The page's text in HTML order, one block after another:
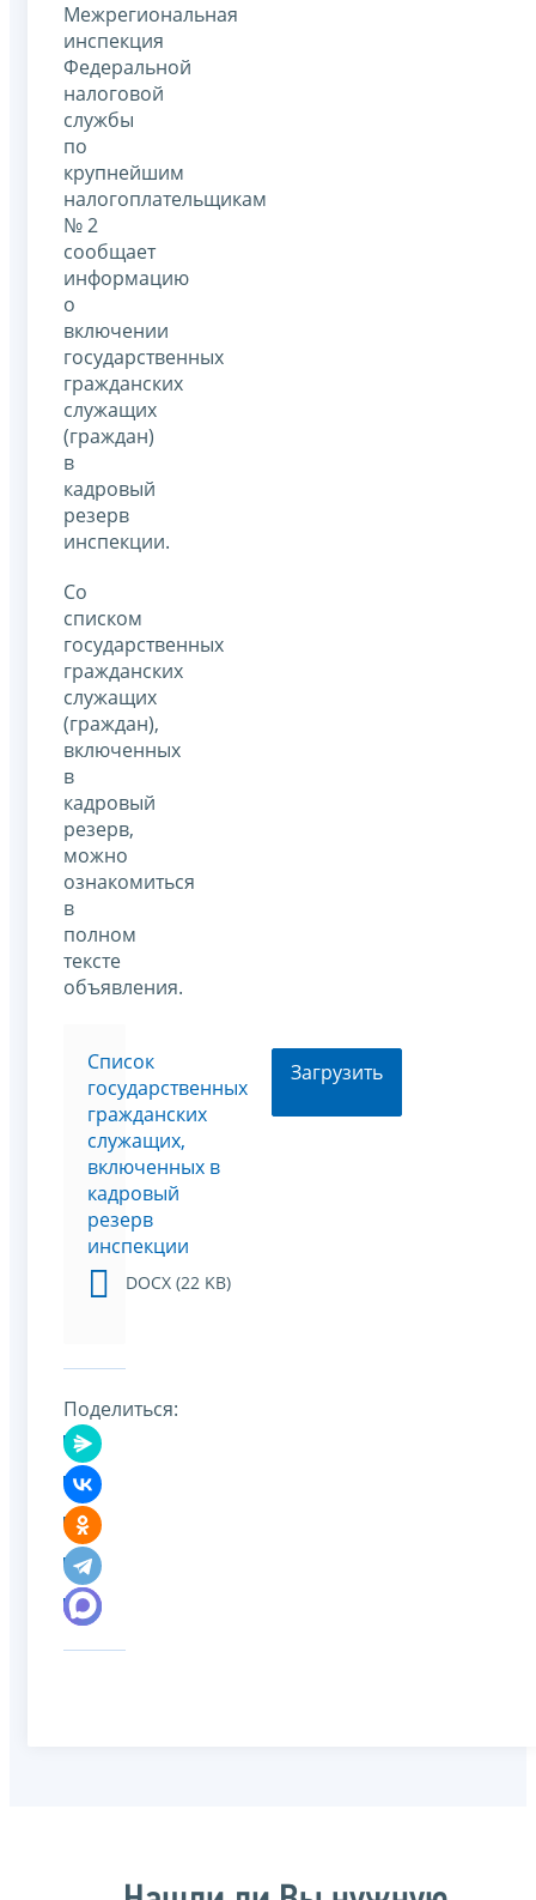
Межрегиональная
инспекция
Федеральной
налоговой
службы
по
крупнейшим
налогоплательщикам
№ 2
сообщает
информацию
о
включении
государственных
гражданских
служащих
(граждан)
в
кадровый
резерв
инспекции.
Со
списком
государственных
гражданских
служащих
(граждан),
включенных
в
кадровый
резерв,
можно
ознакомиться
в
полном
тексте
объявления.
Список
государственных
гражданских
служащих,
включенных в
кадровый
резерв
инспекции
DOCX (22 KB)
Загрузить
Поделиться: